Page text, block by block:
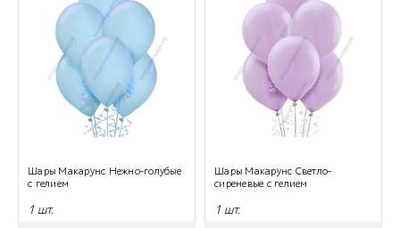
Шары Макарунс Нежно-голубые
с гелием
1 шт.
Шары Макарунс Светло-
сиреневые с гелием
1 шт.